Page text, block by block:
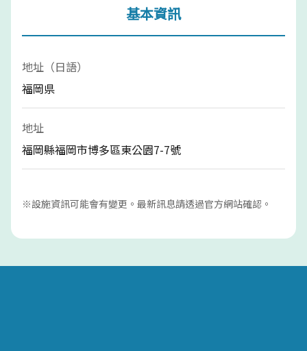
基本資訊
地址（日語）
福岡県
地址
福岡縣福岡市博多區東公園7-7號
※設施資訊可能會有變更。最新訊息請透過官方網站確認。